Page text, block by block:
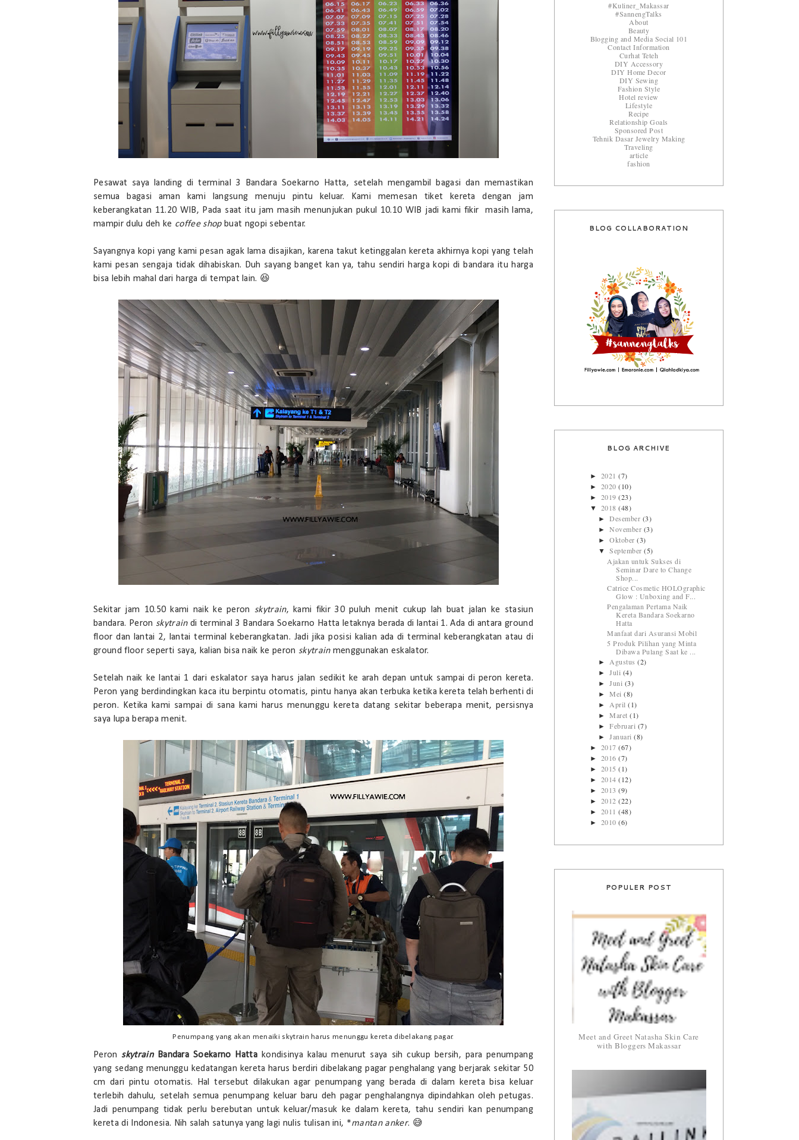
Pesawat saya landing di terminal 3 Bandara Soekarno Hatta, setelah mengambil bagasi dan memastikan
semua bagasi aman kami langsung menuju pintu keluar. Kami memesan tiket kereta dengan jam
keberangkatan 11.20 WIB, Pada saat itu jam masih menunjukan pukul 10.10 WIB jadi kami fikir masih lama,
mampir dulu deh ke coffee shopbuat ngopi sebentar.
Sayangnya kopi yang kami pesan agak lama disajikan, karena takut ketinggalan kereta akhirnya kopi yang telah
kami pesan sengaja tidak dihabiskan. Duh sayang banget kan ya, tahu sendiri harga kopi di bandara itu harga
bisa lebih mahal dari harga di tempat lain. 😆
Sekitar jam 10.50 kami naik ke peron skytrain, kami fikir 30 puluh menit cukup lah buat jalan ke stasiun
bandara. Peron skytraindi terminal 3 Bandara Soekarno Hatta letaknya berada di lantai 1. Ada di antara ground
floor dan lantai 2, lantai terminal keberangkatan. Jadi jika posisi kalian ada di terminal keberangkatan atau di
ground floor seperti saya, kalian bisa naik ke peron skytrain menggunakan eskalator.
Setelah naik ke lantai 1 dari eskalator saya harus jalan sedikit ke arah depan untuk sampai di peron kereta.
Peron yang berdindingkan kaca itu berpintu otomatis, pintu hanya akan terbuka ketika kereta telah berhenti di
peron. Ketika kami sampai di sana kami harus menunggu kereta datang sekitar beberapa menit, persisnya
saya lupa berapa menit.
Penumpang yang akan menaiki skytrain harus menunggu kereta dibelakang pagar.
Peron skytrain Bandara Soekarno Hatta kondisinya kalau menurut saya sih cukup bersih, para penumpang
yang sedang menunggu kedatangan kereta harus berdiri dibelakang pagar penghalang yang berjarak sekitar 50
cm dari pintu otomatis. Hal tersebut dilakukan agar penumpang yang berada di dalam kereta bisa keluar
terlebih dahulu, setelah semua penumpang keluar baru deh pagar penghalangnya dipindahkan oleh petugas.
Jadi penumpang tidak perlu berebutan untuk keluar/masuk ke dalam kereta, tahu sendiri kan penumpang
kereta di Indonesia. Nih salah satunya yang lagi nulis tulisan ini, *mantan anker. 😅
#Kuliner_Makassar
#SannengTalks
About
Beauty
Blogging and Media Social 101
Contact Information
Curhat Teteh
DIY Accessory
DIY Home Decor
DIY Sewing
Fashion Style
Hotel review
Lifestyle
Recipe
Relationship Goals
Sponsored Post
Tehnik Dasar Jewelry Making
Traveling
article
fashion
BLOG COLLABORATION
BLOG ARCHIVE
► 2021(7)
► 2020(10)
► 2019(23)
▼ 2018(48)
►Desember (3)
►November (3)
►Oktober(3)
▼September(5)
Ajakan untuk Sukses di
Seminar Dare to Change
Shop...
Catrice Cosmetic HOLOgraphic
Glow : Unboxing and F...
Pengalaman Pertama Naik
Kereta Bandara Soekarno
Hatta
Manfaat dari Asuransi Mobil
5 Produk Pilihan yang Minta
Dibawa Pulang Saat ke ...
►Agustus(2)
►Juli (4)
►Juni (3)
►Mei(8)
►April(1)
►Maret(1)
►Februari (7)
►Januari(8)
► 2017(67)
► 2016(7)
► 2015(1)
► 2014(12)
► 2013(9)
► 2012(22)
► 2011(48)
► 2010(6)
POPULER POST
Meet and Greet Natasha Skin Care
with Bloggers Makassar